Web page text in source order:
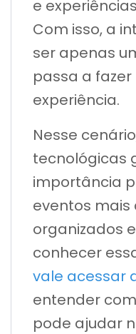
e
Com isso, a
ser apenas
passa a
experiência.
Nesse
tecnológicas
importância
eventos
organizados
conhecer
vale acessar
entender
pode ajudar